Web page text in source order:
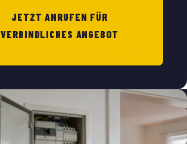
JETZT ANRUFEN FÜR
VERBINDLICHES ANGEBOT